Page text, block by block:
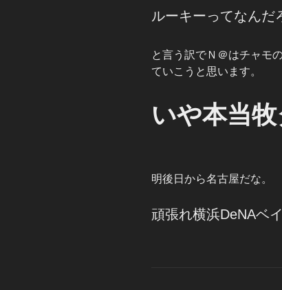
ルーキーってなんだ
と言う訳でＮ＠はチャモ
ていこうと思います。
いや本当
明後日から名古屋だな。
頑張れ横浜DeNAベ